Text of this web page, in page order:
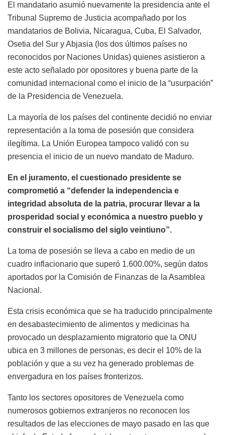
El mandatario asumió nuevamente la presidencia ante el
Tribunal Supremo de Justicia acompañado por los
mandatarios de Bolivia, Nicaragua, Cuba, El Salvador,
Osetia del Sur y Abjasia (los dos últimos países no
reconocidos por Naciones Unidas) quienes asistieron a
este acto señalado por opositores y buena parte de la
comunidad internacional como el inicio de la “usurpación”
de la Presidencia de Venezuela.
La mayoría de los países del continente decidió no enviar
representación a la toma de posesión que considera
ilegítima. La Unión Europea tampoco validó con su
presencia el inicio de un nuevo mandato de Maduro.
En el juramento, el cuestionado presidente se
comprometió a “defender la independencia e
integridad absoluta de la patria, procurar llevar a la
prosperidad social y económica a nuestro pueblo y
construir el socialismo del siglo veintiuno”.
La toma de posesión se lleva a cabo en medio de un
cuadro inflacionario que superó 1.600.00%, según datos
aportados por la Comisión de Finanzas de la Asamblea
Nacional.
Esta crisis económica que se ha traducido principalmente
en desabastecimiento de alimentos y medicinas ha
provocado un desplazamiento migratorio que la ONU
ubica en 3 millones de personas, es decir el 10% de la
población y que a su vez ha generado problemas de
envergadura en los países fronterizos.
Tanto los sectores opositores de Venezuela como
numerosos gobiernos extranjeros no reconocen los
resultados de las elecciones de mayo pasado en las que